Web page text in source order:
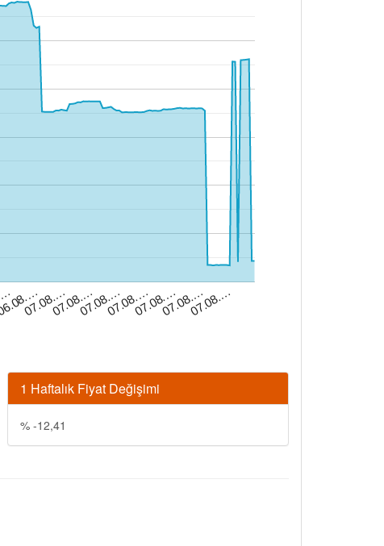
07.08.…07.08.…07.08.…07.08.…07.08.…07.08.…07.08.…
1 Haftalık Fiyat Değişimi
% -12,41